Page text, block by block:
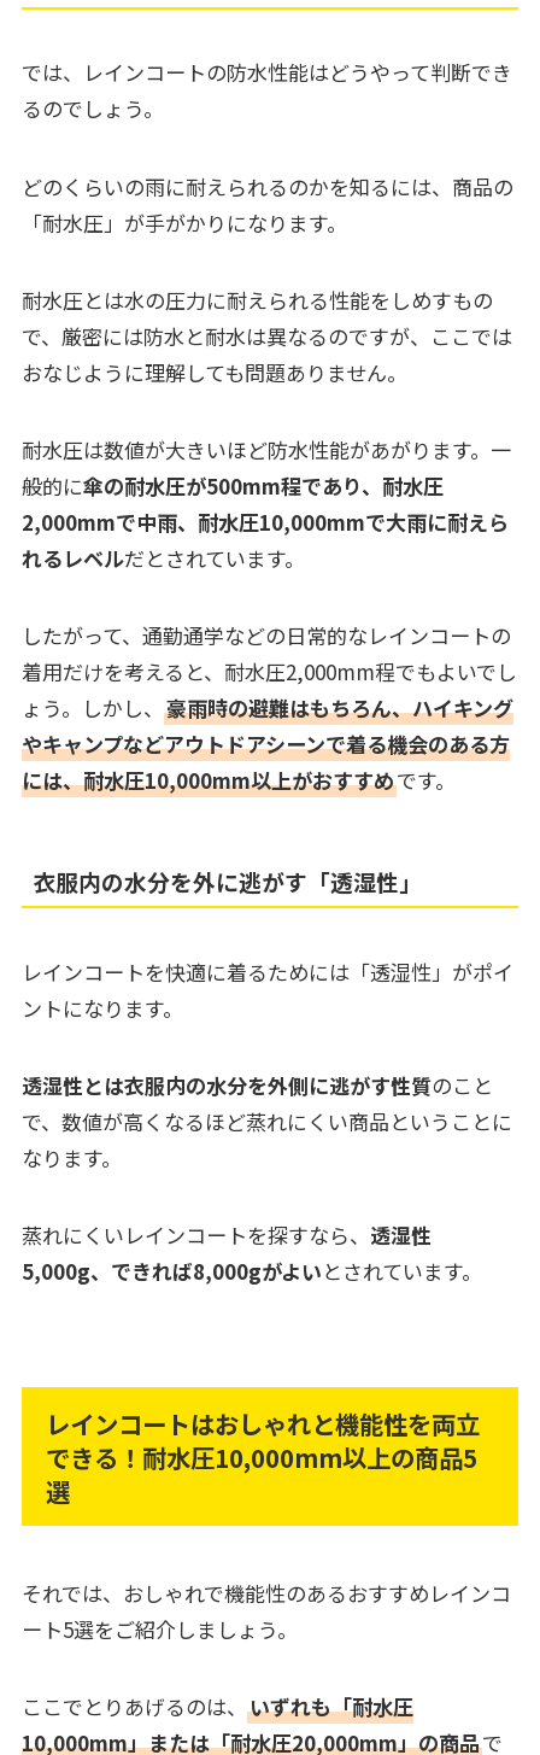
では、レインコートの防水性能はどうやって判断でき
るのでしょう。
どのくらいの雨に耐えられるのかを知るには、商品の
「耐水圧」が手がかりになります。
耐水圧とは水の圧力に耐えられる性能をしめすもの
で、厳密には防水と耐水は異なるのですが、ここでは
おなじように理解しても問題ありません。
耐水圧は数値が大きいほど防水性能があがります。一
般的に傘の耐水圧が500mm程であり、耐水圧
2,000mmで中雨、耐水圧10,000mmで大雨に耐えら
れるレベルだとされています。
したがって、通勤通学などの日常的なレインコートの
着用だけを考えると、耐水圧2,000mm程でもよいでし
ょう。しかし、 豪雨時の避難はもちろん、ハイキング
やキャンプなどアウトドアシーンで着る機会のある方
には、耐水圧10,000mm以上がおすすめです。
衣服内の水分を外に逃がす「透湿性」
レインコートを快適に着るためには「透湿性」がポイ
ントになります。
透湿性とは衣服内の水分を外側に逃がす性質のこと
で、数値が高くなるほど蒸れにくい商品ということに
なります。
蒸れにくいレインコートを探すなら、 透湿性
5,000g、できれば8,000gがよいとされています。
レインコートはおしゃれと機能性を両立
できる！耐水圧10,000mm以上の商品5
選
それでは、おしゃれで機能性のあるおすすめレインコ
ート5選をご紹介しましょう。
ここでとりあげるのは、 いずれも「耐水圧
10,000mm」または「耐水圧20,000mm」の商品で